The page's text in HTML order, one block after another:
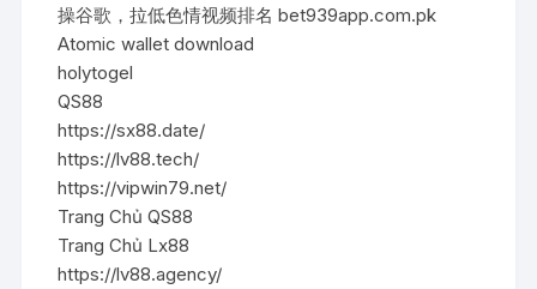
操谷歌，拉低色情视频排名 bet939app.com.pk
Atomic wallet download
holytogel
QS88
https://sx88.date/
https://lv88.tech/
https://vipwin79.net/
Trang Chủ QS88
Trang Chủ Lx88
https://lv88.agency/